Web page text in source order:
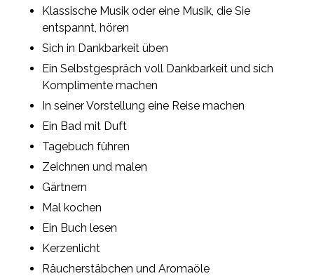
Klassische Musik oder eine Musik, die Sie
entspannt, hören
Sich in Dankbarkeit üben
Ein Selbstgespräch voll Dankbarkeit und sich
Komplimente machen
In seiner Vorstellung eine Reise machen
Ein Bad mit Duft
Tagebuch führen
Zeichnen und malen
Gärtnern
Mal kochen
Ein Buch lesen
Kerzenlicht
Räucherstäbchen und Aromaöle